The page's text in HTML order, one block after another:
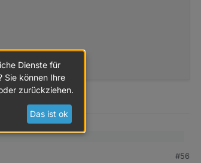
#56
Dienste für
Sie können Ihre
zurückziehen.
Das ist ok